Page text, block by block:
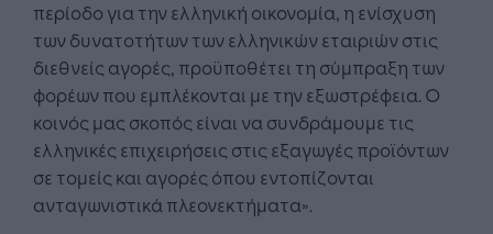
περίοδο για την ελληνική οικονομία, η ενίσχυση
των δυνατοτήτων των ελληνικών εταιριών στις
διεθνείς αγορές, προϋποθέτει τη σύμπραξη των
φορέων που εμπλέκονται με την εξωστρέφεια. Ο
κοινός μας σκοπός είναι να συνδράμουμε τις
ελληνικές επιχειρήσεις στις εξαγωγές προϊόντων
σε τομείς και αγορές όπου εντοπίζονται
ανταγωνιστικά πλεονεκτήματα».